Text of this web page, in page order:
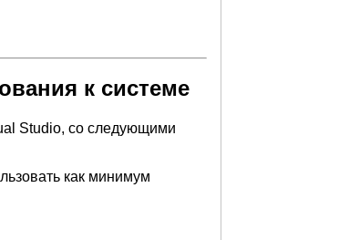
к системе
Studio, со следующими
как минимум